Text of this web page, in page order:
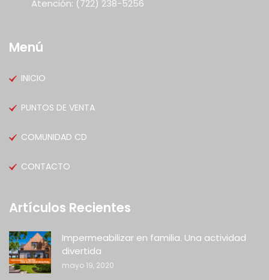
Atención: (722) 238-5256
Menú
INICIO
PUNTOS DE VENTA
COMUNIDAD CD
CONTACTO
Artículos Recientes
Impermeabilizar en familia. Una actividad
divertida
mayo 19, 2020